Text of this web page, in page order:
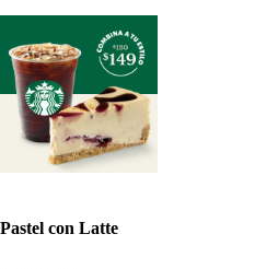
Pastel con Latte